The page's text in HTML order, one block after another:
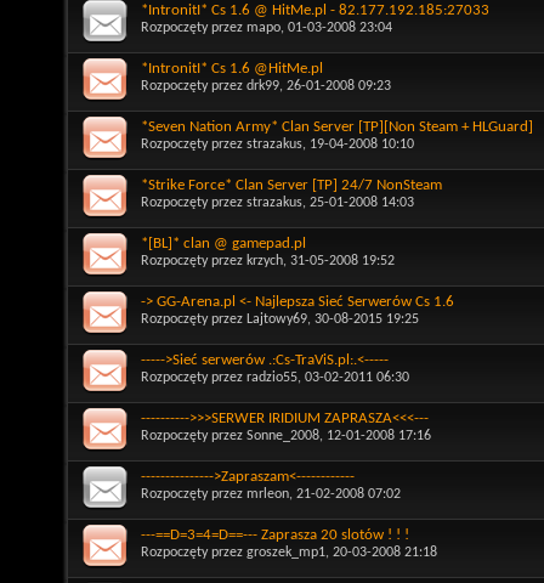
*IntronitI* Cs 1.6 @ HitMe.pl - 82.177.192.185:27033
Rozpoczęty przez mapo, 01-03-2008 23:04
*IntronitI* Cs 1.6 @HitMe.pl
Rozpoczęty przez drk99, 26-01-2008 09:23
*Seven Nation Army* Clan Server [TP][Non Steam + HLGuard]
Rozpoczęty przez strazakus, 19-04-2008 10:10
*Strike Force* Clan Server [TP] 24/7 NonSteam
Rozpoczęty przez strazakus, 25-01-2008 14:03
*[BL]* clan @ gamepad.pl
Rozpoczęty przez krzych, 31-05-2008 19:52
-> GG-Arena.pl <- Najlepsza Sieć Serwerów Cs 1.6
Rozpoczęty przez Lajtowy69, 30-08-2015 19:25
----->Sieć serwerów .:Cs-TraViS.pl:.<-----
Rozpoczęty przez radzio55, 03-02-2011 06:30
---------->>>SERWER IRIDIUM ZAPRASZA<<<---
Rozpoczęty przez Sonne_2008, 12-01-2008 17:16
--------------->Zapraszam<------------
Rozpoczęty przez mrleon, 21-02-2008 07:02
---==D=3=4=D==--- Zaprasza 20 slotów ! ! !
Rozpoczęty przez groszek_mp1, 20-03-2008 21:18